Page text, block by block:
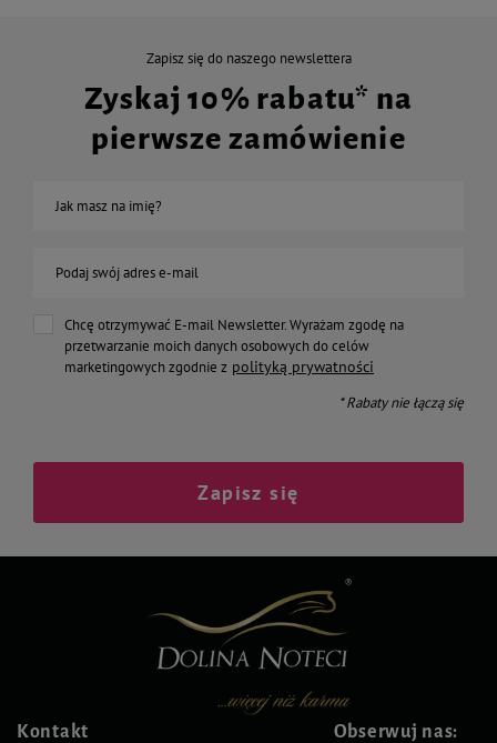
Zapisz się do naszego newslettera
Zyskaj 10% rabatu* na
pierwsze zamówienie
Jak masz na imię?
Podaj swój adres e-mail
Chcę otrzymywać E-mail Newsletter. Wyrażam zgodę na
przetwarzanie moich danych osobowych do celów
marketingowych zgodnie z polityką prywatności
* Rabaty nie łączą się
Zapisz się
Kontakt Obserwuj nas: